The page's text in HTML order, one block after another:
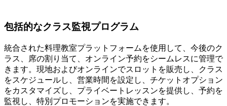
包括的なクラス監視プログラム
統合された料理教室プラットフォームを使用して、今後のク
ラス、席の割り当て、オンライン予約をシームレスに管理で
きます。現地およびオンラインでスロットを販売し、クラス
をスケジュールし、営業時間を設定し、チケットオプション
をカスタマイズし、プライベートレッスンを提供し、予約を
監視し、特別プロモーションを実施できます。